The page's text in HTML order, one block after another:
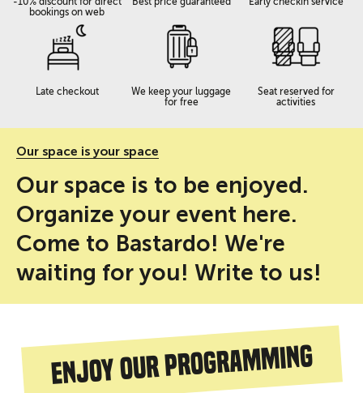
bookings on web
Late checkout
We keep your luggage
for free
Seat reserved for
activities
Our space is your space
Our space is to be enjoyed.
Organize your event here.
Come to Bastardo! We're
waiting for you! Write to us!
Enjoy our programming